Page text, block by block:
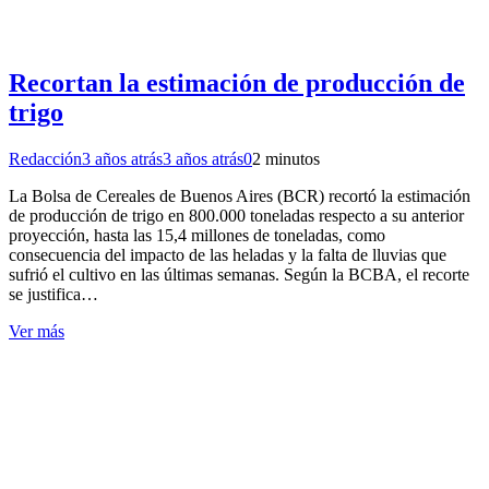
Recortan la estimación de producción de
trigo
Redacción3 años atrás3 años atrás02 minutos
La Bolsa de Cereales de Buenos Aires (BCR) recortó la estimación
de producción de trigo en 800.000 toneladas respecto a su anterior
proyección, hasta las 15,4 millones de toneladas, como
consecuencia del impacto de las heladas y la falta de lluvias que
sufrió el cultivo en las últimas semanas. Según la BCBA, el recorte
se justifica…
Ver más